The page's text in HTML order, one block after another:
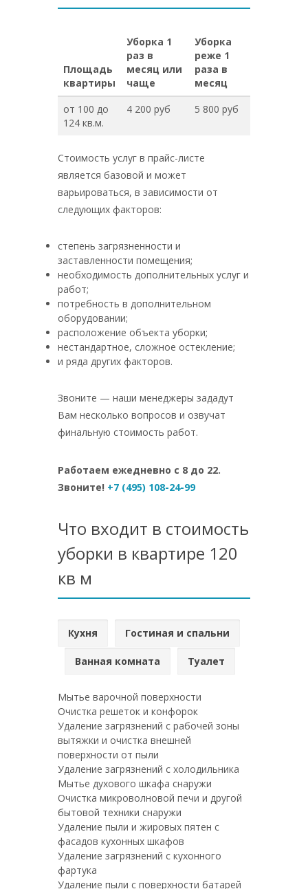
Площадь
квартиры
Уборка 1
раз в
месяц или
чаще
Уборка
реже 1
раза в
месяц
от 100 до
124 кв.м.
4 200 руб 5 800 руб
Стоимость услуг в прайс-листе
является базовой и может
варьироваться, в зависимости от
следующих факторов:
степень загрязненности и
заставленности помещения;
необходимость дополнительных услуг и
работ;
потребность в дополнительном
оборудовании;
расположение объекта уборки;
нестандартное, сложное остекление;
и ряда других факторов.
Звоните — наши менеджеры зададут
Вам несколько вопросов и озвучат
финальную стоимость работ.
Работаем ежедневно с 8 до 22.
Звоните! +7 (495) 108-24-99
Что входит в стоимость
уборки в квартире 120
кв м
Кухня Гостиная и спальни
Ванная комната Туалет
Мытье варочной поверхности
Очистка решеток и конфорок
Удаление загрязнений с рабочей зоны
вытяжки и очистка внешней
поверхности от пыли
Удаление загрязнений с холодильника
Мытье духового шкафа снаружи
Очистка микроволновой печи и другой
бытовой техники снаружи
Удаление пыли и жировых пятен с
фасадов кухонных шкафов
Удаление загрязнений с кухонного
фартука
Удаление пыли с поверхности батарей